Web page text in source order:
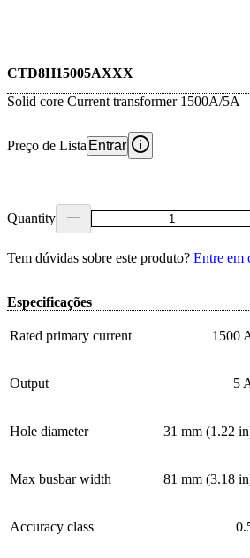
CTD8H15005AXXX
Solid core Current transformer 1500A/5A
Preço de Lista Entrar
Quantity
Tem dúvidas sobre este produto? Entre em
Especificações
Rated primary current 1500
Output 5
Hole diameter 31 mm (1.22
Max busbar width 81 mm (3.18
Accuracy class